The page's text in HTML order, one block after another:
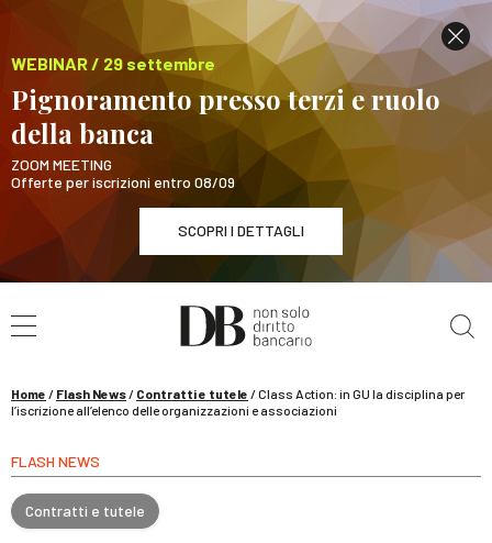
WEBINAR / 29 settembre
Pignoramento presso terzi e ruolo
della banca
ZOOM MEETING
Offerte per iscrizioni entro 08/09
SCOPRI I DETTAGLI
WEBINAR / 29 settembre
Pignoramento presso terzi e ruolo della banca
Home / Flash News/ Contratti e tutele /Class Action: in GU la disciplina per
l’iscrizione all’elenco delle organizzazioni e associazioni
FLASH NEWS
Contratti e tutele